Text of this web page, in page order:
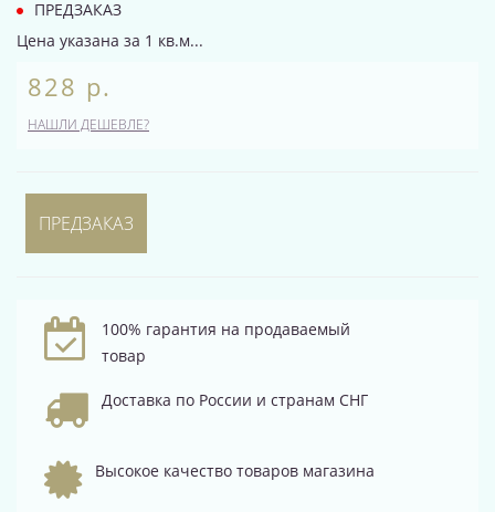
ПРЕДЗАКАЗ
Цена указана за 1 кв.м...
828 р.
НАШЛИ ДЕШЕВЛЕ?
ПРЕДЗАКАЗ
100% гарантия на продаваемый
товар
Доставка по России и странам СНГ
Высокое качество товаров магазина